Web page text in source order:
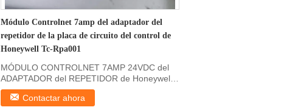
Módulo Controlnet 7amp del adaptador del
repetidor de la placa de circuito del control de
Honeywell Tc-Rpa001
MÓDULO CONTROLNET 7AMP 24VDC del
ADAPTADOR del REPETIDOR de Honeywell
TC-RPA001 Descripción de ...
Contactar ahora